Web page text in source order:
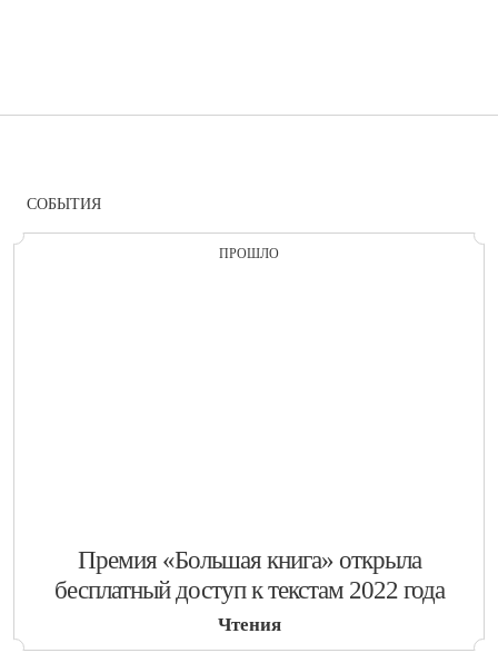
СОБЫТИЯ
ПРОШЛО
​Премия «Большая книга» открыла
бесплатный доступ к текстам 2022 года
Чтения